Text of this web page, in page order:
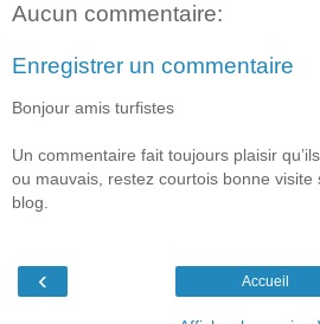
Aucun commentaire:
Enregistrer un commentaire
Bonjour amis turfistes
Un commentaire fait toujours plaisir
ou mauvais, restez courtois bonne visite
blog.
‹ Accueil